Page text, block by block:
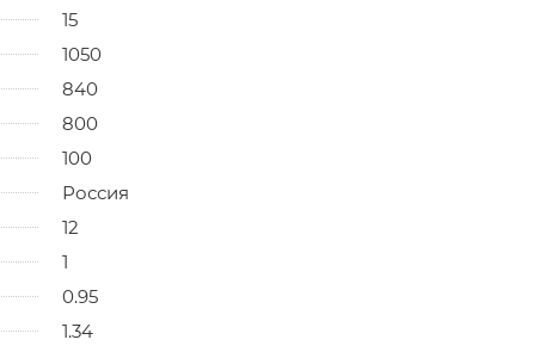
15
1050
840
800
100
Россия
12
1
0.95
1.34